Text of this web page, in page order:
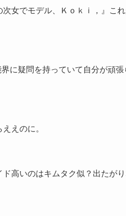
女でモデル、Ｋｏｋｉ，』こ
に疑問を持っていて自分が頑張
えのに。
高いのはキムタク似？出たが